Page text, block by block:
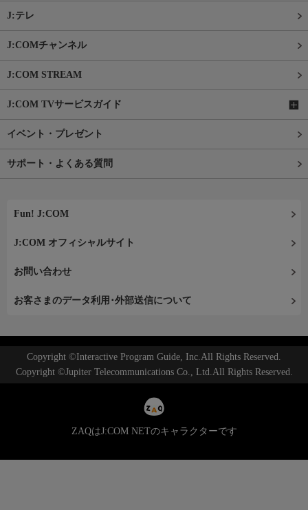
J:テレ
J:COMチャンネル
J:COM STREAM
J:COM TVサービスガイド
イベント・プレゼント
サポート・よくある質問
Fun! J:COM
J:COM オフィシャルサイト
お問い合わせ
お客さまのデータ利用･外部送信について
Copyright ©Interactive Program Guide, Inc.All Rights Reserved.
Copyright ©Jupiter Telecommunications Co., Ltd.All Rights Reserved.
ZAQはJ:COM NETのキャラクターです